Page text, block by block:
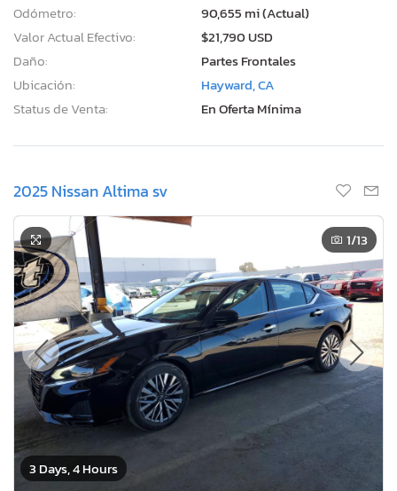
Odómetro:
90,655 mi (Actual)
Valor Actual Efectivo:
$21,790 USD
Daño:
Partes Frontales
Ubicación:
Hayward, CA
Status de Venta:
En Oferta Mínima
2025 Nissan Altima sv
3 Days, 4 Hours
1/13